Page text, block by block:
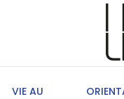
VIE AU